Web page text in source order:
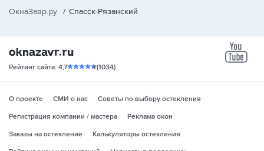
ОкнаЗавр.ру / Спасск-Рязанский
Рейтинг сайта: 4,7 (1034)
О проекте СМИ о нас
Советы по выбору остекления
Регистрация компании / мастера
Реклама окон
Заказы на остекление
Калькуляторы остекления